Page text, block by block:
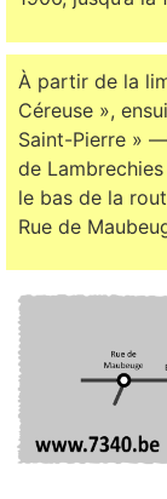
À partir de la
Céreuse »,
Saint-Pierre »
de
le bas de la
Rue de